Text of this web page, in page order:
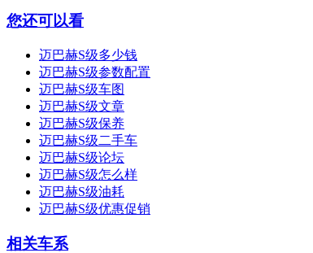
您还可以看
迈巴赫S级多少钱
迈巴赫S级参数配置
迈巴赫S级车图
迈巴赫S级文章
迈巴赫S级保养
迈巴赫S级二手车
迈巴赫S级论坛
迈巴赫S级怎么样
迈巴赫S级油耗
迈巴赫S级优惠促销
相关车系